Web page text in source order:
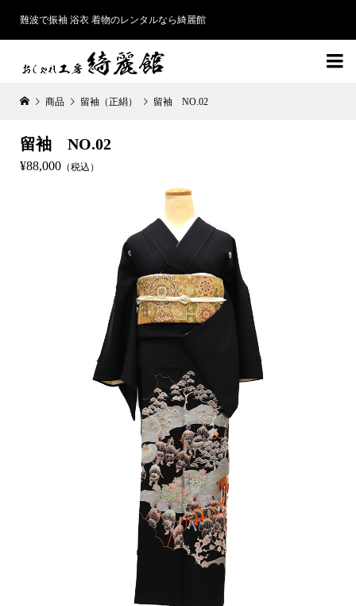
難波で振袖 浴衣 着物のレンタルなら綺麗館

商品 留袖（正絹） 留袖 NO.02
留袖 NO.02
¥88,000（税込）